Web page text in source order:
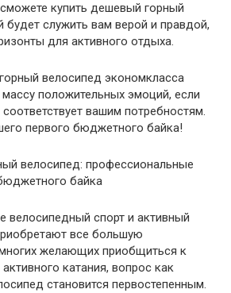
купить дешевый горный
будет служить вам верой и правдой,
для активного отдыха.
велосипед экономкласса
положительных эмоций, если
вашим потребностям.
первого бюджетного байка!
велосипедный спорт и активный
все большую
желающих приобщиться к
катания, вопрос как
становится первостепенным.